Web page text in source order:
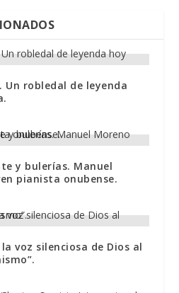
Un robledal de leyenda
y bulerías. Manuel
pianista onubense.
voz silenciosa de Dios al